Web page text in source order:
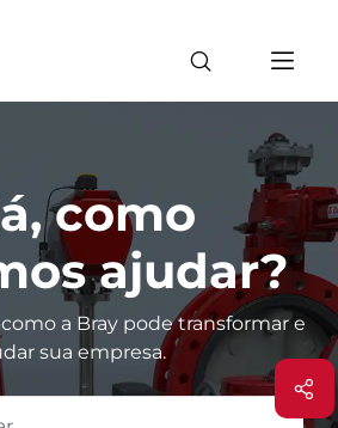
como
ajudar?
a Bray pode transformar e
sua empresa.